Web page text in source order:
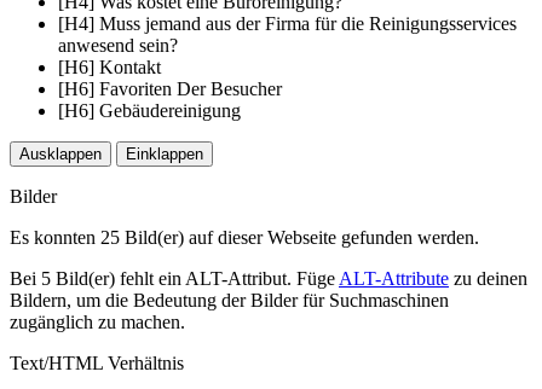
[H4] Muss jemand aus der Firma für die Reinigungsservices
anwesend sein?
[H6] Kontakt
[H6] Favoriten Der Besucher
[H6] Gebäudereinigung
Ausklappen Einklappen
Bilder
Es konnten 25 Bild(er) auf dieser Webseite gefunden werden.
Bei 5 Bild(er) fehlt ein ALT-Attribut. Füge ALT-Attribute zu deinen
Bildern, um die Bedeutung der Bilder für Suchmaschinen
zugänglich zu machen.
Text/HTML Verhältnis